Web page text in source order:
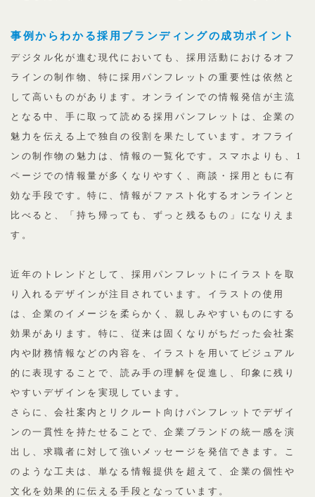
事例からわかる採用ブランディングの成功ポイント
デジタル化が進む現代においても、採用活動におけるオフ
ラインの制作物、特に採用パンフレットの重要性は依然と
して高いものがあります。オンラインでの情報発信が主流
となる中、手に取って読める採用パンフレットは、企業の
魅力を伝える上で独自の役割を果たしています。オフライ
ンの制作物の魅力は、情報の一覧化です。スマホよりも、1
ページでの情報量が多くなりやすく、商談・採用ともに有
効な手段です。特に、情報がファスト化するオンラインと
比べると、「持ち帰っても、ずっと残るもの」になりえま
す。
近年のトレンドとして、採用パンフレットにイラストを取
り入れるデザインが注目されています。イラストの使用
は、企業のイメージを柔らかく、親しみやすいものにする
効果があります。特に、従来は固くなりがちだった会社案
内や財務情報などの内容を、イラストを用いてビジュアル
的に表現することで、読み手の理解を促進し、印象に残り
やすいデザインを実現しています。
さらに、会社案内とリクルート向けパンフレットでデザイ
ンの一貫性を持たせることで、企業ブランドの統一感を演
出し、求職者に対して強いメッセージを発信できます。こ
のような工夫は、単なる情報提供を超えて、企業の個性や
文化を効果的に伝える手段となっています。